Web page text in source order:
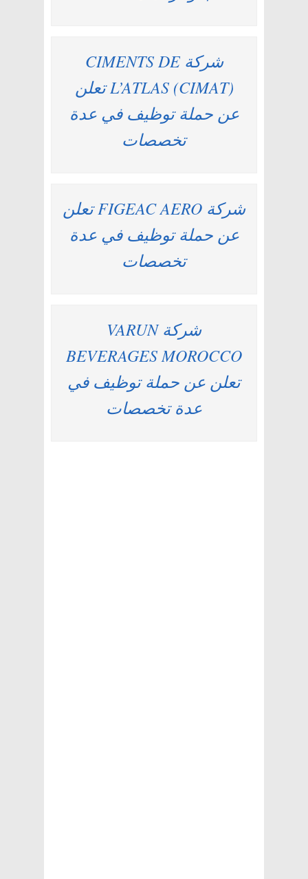
شركة CIMENTS DE
L’ATLAS (CIMAT) تعلن
عن حملة توظيف في عدة
تخصصات
شركة FIGEAC AERO تعلن
عن حملة توظيف في عدة
تخصصات
شركة VARUN
BEVERAGES MOROCCO
تعلن عن حملة توظيف في
عدة تخصصات